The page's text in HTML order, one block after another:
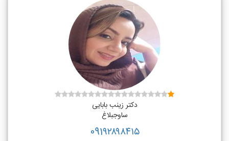
دکتر زینب بابایی
ساوجبلاغ
091۹۲۸۹۸۴۱۵